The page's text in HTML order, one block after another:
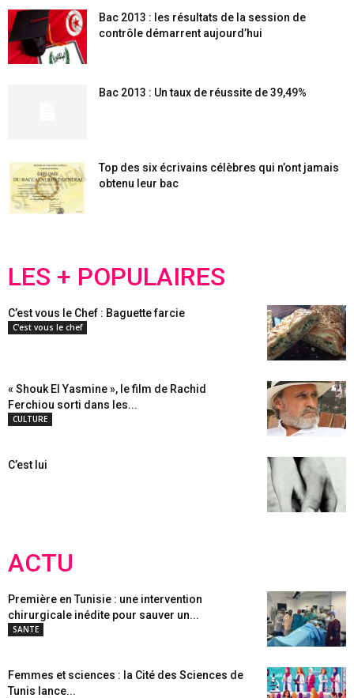
Bac 2013 : les résultats de la session de
contrôle démarrent aujourd’hui
Bac 2013 : Un taux de réussite de 39,49%
Top des six écrivains célèbres qui n’ont jamais
obtenu leur bac
LES + POPULAIRES
C’est vous le Chef : Baguette farcie
C'est vous le chef
« Shouk El Yasmine », le film de Rachid
Ferchiou sorti dans les...
CULTURE
C’est lui
ACTU
Première en Tunisie : une intervention
chirurgicale inédite pour sauver un...
SANTE
Femmes et sciences : la Cité des Sciences de
Tunis lance...